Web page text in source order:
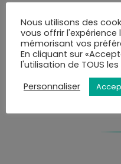
mail ou SMS et
commande.
Vous pourrez choisir le
de la validation du panier.
Nous utilisons des
vous offrir l'expérience
mémorisant vos
En cliquant sur
l'utilisation de TOUS
Personnaliser